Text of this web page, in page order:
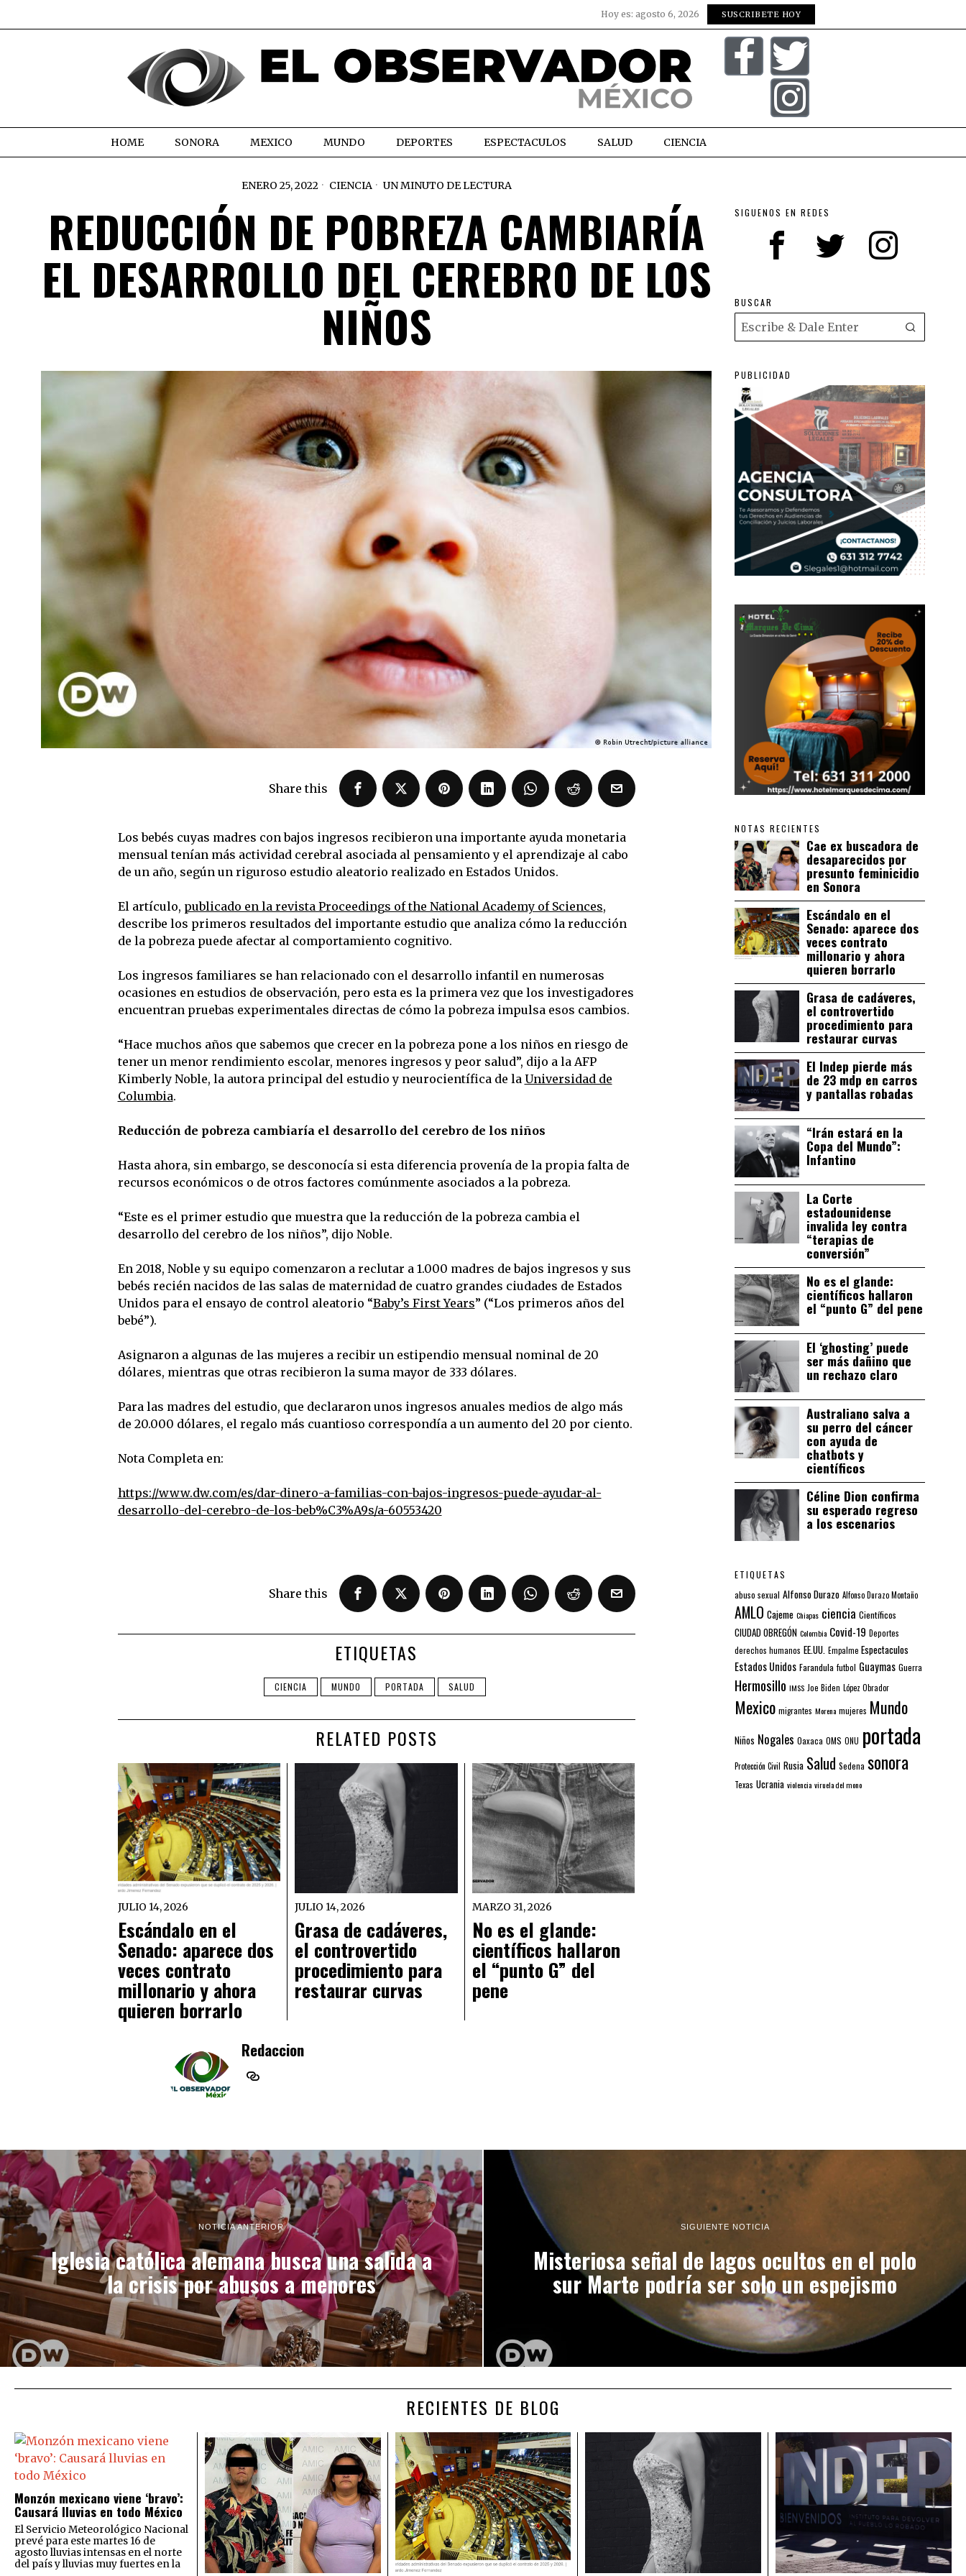
Hoy es: agosto 6, 2026 SUSCRIBETE HOY
HOME SONORA MEXICO MUNDO DEPORTES ESPECTACULOS SALUD CIENCIA
ENERO 25, 2022 CIENCIA UN MINUTO DE LECTURA
REDUCCIÓN DE POBREZA CAMBIARÍA
EL DESARROLLO DEL CEREBRO DE LOS
NIÑOS
Share this
Los bebés cuyas madres con bajos ingresos recibieron una importante ayuda monetaria
mensual tenían más actividad cerebral asociada al pensamiento y el aprendizaje al cabo
de un año, según un riguroso estudio aleatorio realizado en Estados Unidos.
El artículo, publicado en la revista Proceedings of the National Academy of Sciences,
describe los primeros resultados del importante estudio que analiza cómo la reducción
de la pobreza puede afectar al comportamiento cognitivo.
Los ingresos familiares se han relacionado con el desarrollo infantil en numerosas
ocasiones en estudios de observación, pero esta es la primera vez que los investigadores
encuentran pruebas experimentales directas de cómo la pobreza impulsa esos cambios.
“Hace muchos años que sabemos que crecer en la pobreza pone a los niños en riesgo de
tener un menor rendimiento escolar, menores ingresos y peor salud”, dijo a la AFP
Kimberly Noble, la autora principal del estudio y neurocientífica de la Universidad de
Columbia.
Reducción de pobreza cambiaría el desarrollo del cerebro de los niños
Hasta ahora, sin embargo, se desconocía si esta diferencia provenía de la propia falta de
recursos económicos o de otros factores comúnmente asociados a la pobreza.
“Este es el primer estudio que muestra que la reducción de la pobreza cambia el
desarrollo del cerebro de los niños”, dijo Noble.
En 2018, Noble y su equipo comenzaron a reclutar a 1.000 madres de bajos ingresos y sus
bebés recién nacidos de las salas de maternidad de cuatro grandes ciudades de Estados
Unidos para el ensayo de control aleatorio “Baby’s First Years” (“Los primeros años del
bebé”).
Asignaron a algunas de las mujeres a recibir un estipendio mensual nominal de 20
dólares, mientras que otras recibieron la suma mayor de 333 dólares.
Para las madres del estudio, que declararon unos ingresos anuales medios de algo más
de 20.000 dólares, el regalo más cuantioso correspondía a un aumento del 20 por ciento.
Nota Completa en:
https://www.dw.com/es/dar-dinero-a-familias-con-bajos-ingresos-puede-ayudar-al-
desarrollo-del-cerebro-de-los-beb%C3%A9s/a-60553420
Share this
ETIQUETAS
CIENCIA MUNDO PORTADA SALUD
RELATED POSTS
JULIO 14, 2026
Escándalo en el
Senado: aparece dos
veces contrato
millonario y ahora
quieren borrarlo
JULIO 14, 2026
Grasa de cadáveres,
el controvertido
procedimiento para
restaurar curvas
MARZO 31, 2026
No es el glande:
científicos hallaron
el “punto G” del
pene
Redaccion
SIGUENOS EN REDES
BUSCAR
PUBLICIDAD
NOTAS RECIENTES
Cae ex buscadora de
desaparecidos por
presunto feminicidio
en Sonora
Escándalo en el
Senado: aparece dos
veces contrato
millonario y ahora
quieren borrarlo
Grasa de cadáveres,
el controvertido
procedimiento para
restaurar curvas
El Indep pierde más
de 23 mdp en carros
y pantallas robadas
“Irán estará en la
Copa del Mundo”:
Infantino
La Corte
estadounidense
invalida ley contra
“terapias de
conversión”
No es el glande:
científicos hallaron
el “punto G” del pene
El ‘ghosting’ puede
ser más dañino que
un rechazo claro
Australiano salva a
su perro del cáncer
con ayuda de
chatbots y
científicos
Céline Dion confirma
su esperado regreso
a los escenarios
ETIQUETAS
abuso sexual Alfonso Durazo Alfonso Durazo Montaño
AMLO Cajeme Chiapas ciencia Científicos
CIUDAD OBREGÓN Colombia Covid-19 Deportes
derechos humanos EE.UU. Empalme Espectaculos
Estados Unidos Farandula futbol Guaymas Guerra
Hermosillo IMSS Joe Biden López Obrador
Mexico migrantes Morena mujeres Mundo
Niños Nogales Oaxaca OMS ONU portada
Protección Civil Rusia Salud Sedena sonora
Texas Ucrania violencia viruela del mono
NOTICIA ANTERIOR
Iglesia católica alemana busca una salida a
la crisis por abusos a menores
SIGUIENTE NOTICIA
Misteriosa señal de lagos ocultos en el polo
sur Marte podría ser solo un espejismo
RECIENTES DE BLOG
Monzón mexicano viene ‘bravo’:
Causará lluvias en todo México
El Servicio Meteorológico Nacional
prevé para este martes 16 de
agosto lluvias intensas en el norte
del país y lluvias muy fuertes en la